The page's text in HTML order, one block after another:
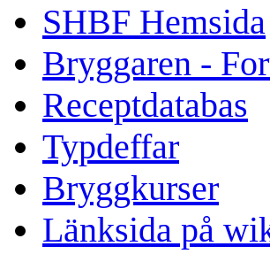
SHBF Hemsida
Bryggaren -
Receptdatabas
Typdeffar
Bryggkurser
Länksida på